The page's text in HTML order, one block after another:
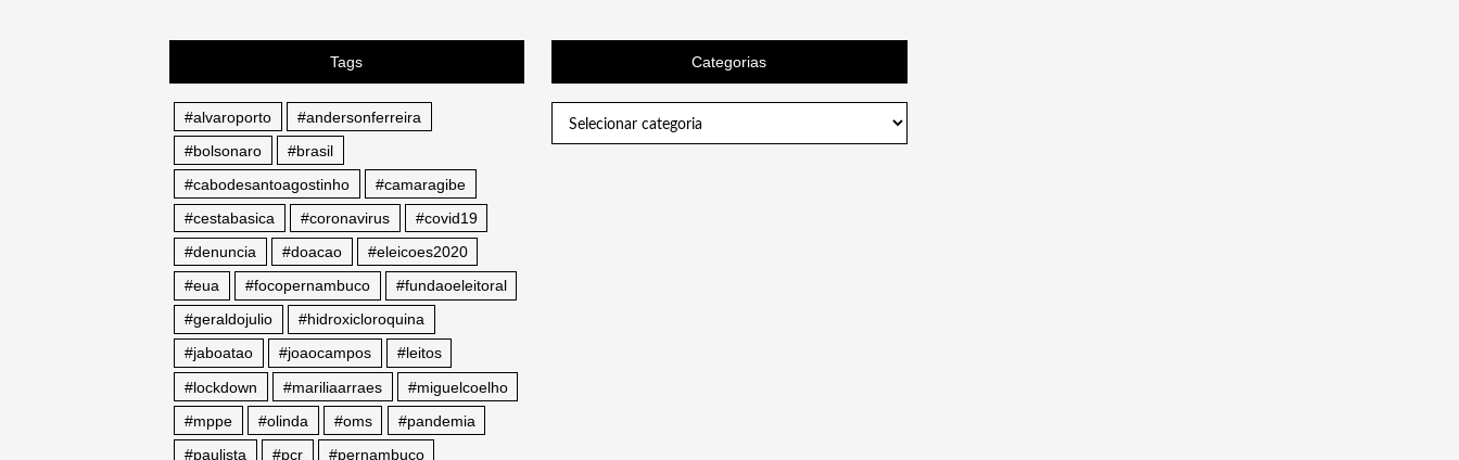
Tags
#alvaroporto
#andersonferreira
#bolsonaro
#brasil
#cabodesantoagostinho
#camaragibe
#cestabasica
#coronavirus
#covid19
#denuncia
#doacao
#eleicoes2020
#eua
#focopernambuco
#fundaoeleitoral
#geraldojulio
#hidroxicloroquina
#jaboatao
#joaocampos
#leitos
#lockdown
#mariliaarraes
#miguelcoelho
#mppe
#olinda #oms
#pandemia
#paulista
#pcr #pernambuco
Categorias